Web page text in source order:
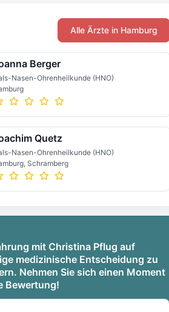
Alle Ärzte in Hamburg
Berger
Nasen-Ohrenheilkunde (HNO)
Quetz
Nasen-Ohrenheilkunde (HNO)
Schramberg
mit Christina Pflug auf
medizinische Entscheidung zu
Nehmen Sie sich einen Moment
Bewertung!